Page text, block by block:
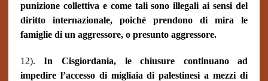
punizione collettiva e come tali sono illegali ai sensi del
diritto internazionale, poiché prendono di mira le
famiglie di un aggressore, o presunto aggressore.
12).In Cisgiordania, le chiusure continuano ad
impedire l’accesso di migliaia di palestinesi a mezzi di